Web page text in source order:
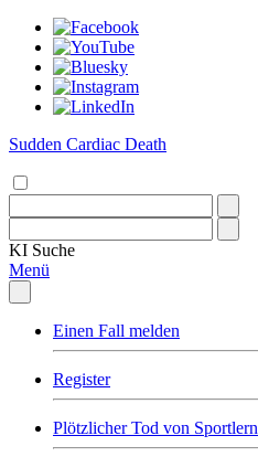
Sudden Cardiac Death
KI Suche
Menü
Einen Fall melden
Register
Plötzlicher Tod von Sportlern